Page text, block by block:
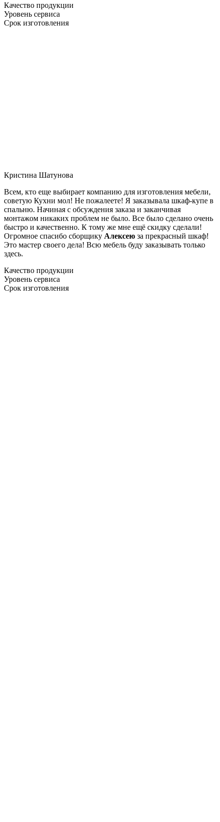
Качество продукции
Уровень сервиса
Срок изготовления
Кристина Шатунова
Всем, кто еще выбирает компанию для изготовления мебели,
советую Кухни мол! Не пожалеете! Я заказывала шкаф-купе в
спальню. Начиная с обсуждения заказа и заканчивая
монтажом никаких проблем не было. Все было сделано очень
быстро и качественно. К тому же мне ещё скидку сделали!
Огромное спасибо сборщику Алексею за прекрасный шкаф!
Это мастер своего дела! Всю мебель буду заказывать только
здесь.
Качество продукции
Уровень сервиса
Срок изготовления